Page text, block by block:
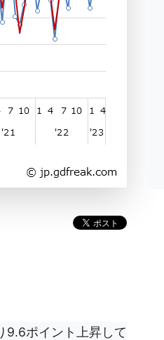
9.6ポイント上昇して